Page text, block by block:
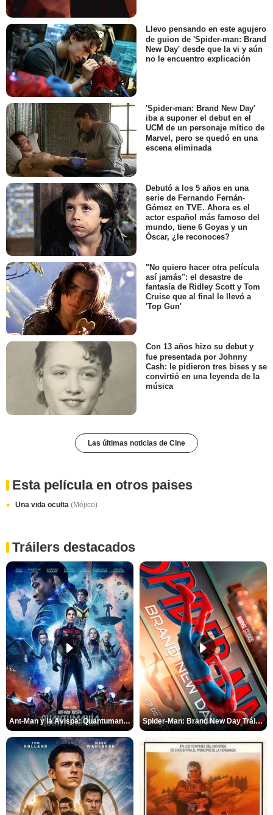
Llevo pensando en este agujero
de guion de 'Spider-man: Brand
New Day' desde que la vi y aún
no le encuentro explicación
'Spider-man: Brand New Day'
iba a suponer el debut en el
UCM de un personaje mítico de
Marvel, pero se quedó en una
escena eliminada
Debutó a los 5 años en una
serie de Fernando Fernán-
Gómez en TVE. Ahora es el
actor español más famoso del
mundo, tiene 6 Goyas y un
Óscar, ¿le reconoces?
"No quiero hacer otra película
así jamás": el desastre de
fantasía de Ridley Scott y Tom
Cruise que al final le llevó a
'Top Gun'
Con 13 años hizo su debut y
fue presentada por Johnny
Cash: le pidieron tres bises y se
convirtió en una leyenda de la
música
Las últimas noticias de Cine
Esta película en otros paises
Una vida oculta (Méjico)
Tráilers destacados
Ant-Man y la Avispa: Quantumanía Tráiler (2) Spider-Man: Brand New Day Tráiler (3)